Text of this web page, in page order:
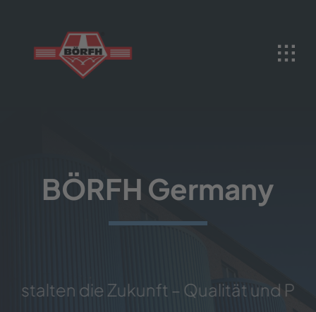
content
BÖRFH Germany
die Zukunft – Qualität und Präzision